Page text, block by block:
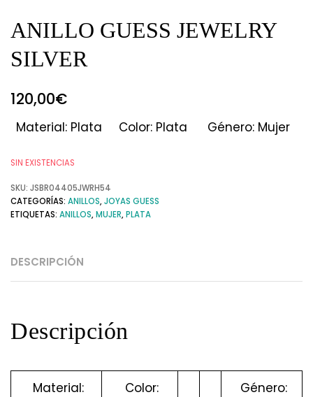
ANILLO GUESS JEWELRY
SILVER
120,00€
Material: Plata Color: Plata Género: Mujer
SIN EXISTENCIAS
SKU: JSBR04405JWRH54
CATEGORÍAS: ANILLOS,JOYAS GUESS
ETIQUETAS: ANILLOS,MUJER,PLATA
DESCRIPCIÓN
Descripción
Material:
Color:
Género: